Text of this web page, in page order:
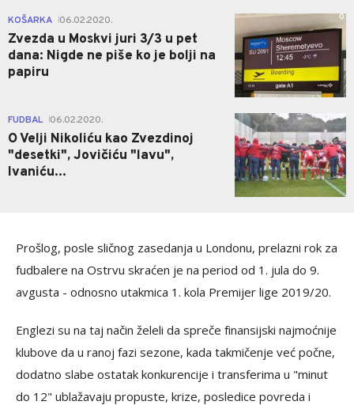
KOŠARKA 06.02.2020.
Zvezda u Moskvi juri 3/3 u pet
dana: Nigde ne piše ko je bolji na
papiru
0
FUDBAL 06.02.2020.
O Velji Nikoliću kao Zvezdinoj
"desetki", Jovičiću "lavu",
Ivaniću...
0
Prošlog, posle sličnog zasedanja u Londonu, prelazni rok za
fudbalere na Ostrvu skraćen je na period od 1. jula do 9.
avgusta - odnosno utakmica 1. kola Premijer lige 2019/20.
Englezi su na taj način želeli da spreče finansijski najmoćnije
klubove da u ranoj fazi sezone, kada takmičenje već počne,
dodatno slabe ostatak konkurencije i transferima u "minut
do 12" ublažavaju propuste, krize, posledice povreda i